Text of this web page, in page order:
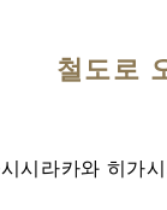
철도로
시라카와 히가